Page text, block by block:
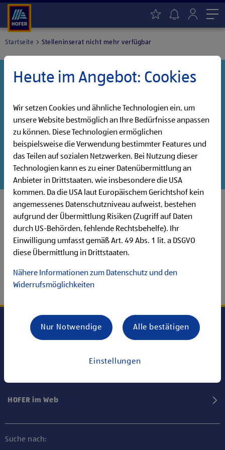
Startseite Stelleninserat nicht mehr verfügbar
haben noch weitere Jobs, die auf dich warten!
Danke für dein Interesse!
Entdecke unsere offenen Jobs oder abonniere deinen
persönlichen Jobalarm:
Jobsuche Jobalarm
HOFER im Web
Suche nach:
Heute im Angebot: Cookies
Wir setzen Cookies und ähnliche Technologien ein, um
unsere Website bestmöglich an Ihre Bedürfnisse anpassen
zu können. Diese Technologien ermöglichen
beispielsweise die Verwendung bestimmter Features und
das Teilen auf sozialen Netzwerken. Bei Nutzung dieser
Technologien kann es zu einer Datenübermittlung an
Anbieter in Drittstaaten, wie insbesondere die USA
kommen. Da die USA laut Europäischem Gerichtshof kein
angemessenes Datenschutzniveau aufweist, bestehen
aufgrund der Übermittlung Risiken (Zugriff auf Daten
durch US-Behörden, fehlende Rechtsbehelfe). Ihr
Einwilligung umfasst gemäß Art. 49 Abs. 1 lit. a DSGVO
diese Übermittlung in Drittstaaten.
Nähere Informationen zum Datenschutz und den
Widerrufsmöglichkeiten
Einstellungen
Nur Notwendige Alle bestätigen